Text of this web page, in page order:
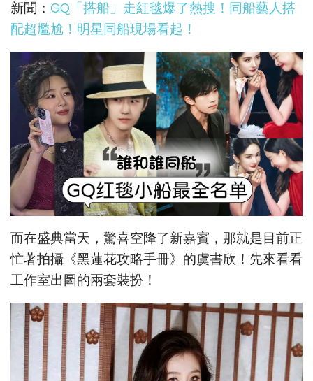
新聞： GQ「搭船」走紅毯爆了熱搜！同船藝人搭
配超尷尬！明星同船現場看起！
而在盛典當天，驚喜空降了新嘉賓，那就是目前正
忙著拍攝《黑蓮花攻略手冊》的虞書欣！先來看看
工作室出圖的兩套裝扮！